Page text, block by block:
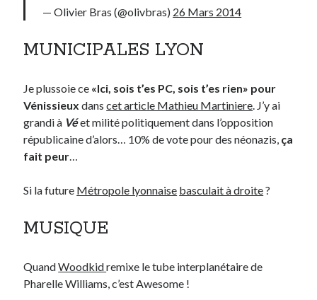
— Olivier Bras (@olivbras) 26 Mars 2014
MUNICIPALES LYON
Je plussoie ce «Ici, sois t’es PC, sois t’es rien» pour
Vénissieux danscet article Mathieu Martiniere. J’y ai
grandi à Véet milité politiquement dans l’opposition
républicaine d’alors… 10% de vote pour des néonazis, ça
fait peur…
Si la future Métropole lyonnaise basculait à droite?
MUSIQUE
QuandWoodkidremixe le tube interplanétaire de
Pharelle Williams, c’est Awesome !